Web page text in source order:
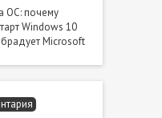
ОС: почему
Windows 10
Microsoft